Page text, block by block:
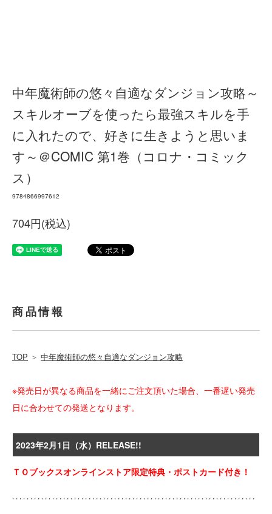
中年魔術師の悠々自適なダンジョン攻略～
スキルオーブを使ったら最強スキルを手
に入れたので、好きに生きようと思いま
す～＠COMIC 第1巻（コロナ・コミック
ス）
9784866997612
704円(税込)
商品情報
TOP ＞ 中年魔術師の悠々自適なダンジョン攻略
※発売日が異なる商品を一緒にご注文頂いた場合、一番遅い発売
日に合わせての発送となります。
2023年2月1日（水）RELEASE!!
ＴＯブックスオンラインストア限定特典・ポストカード付き！